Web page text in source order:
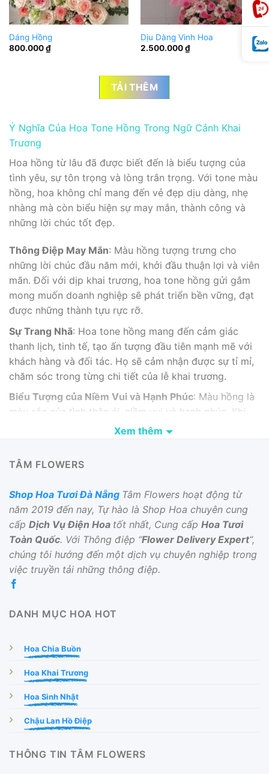
Dáng Hồng
800.000₫
Dịu Dàng Vinh Hoa
2.500.000₫
TẢI THÊM
Ý Nghĩa Của Hoa Tone Hồng Trong Ngữ Cảnh Khai
Trương
Hoa hồng từ lâu đã được biết đến là biểu tượng của
tình yêu, sự tôn trọng và lòng trân trọng. Với tone màu
hồng, hoa không chỉ mang đến vẻ đẹp dịu dàng, nhẹ
nhàng mà còn biểu hiện sự may mắn, thành công và
những lời chúc tốt đẹp.
Thông Điệp May Mắn: Màu hồng tượng trưng cho
những lời chúc đầu năm mới, khởi đầu thuận lợi và viên
mãn. Đối với dịp khai trương, hoa tone hồng gửi gắm
mong muốn doanh nghiệp sẽ phát triển bền vững, đạt
được những thành tựu rực rỡ.
Sự Trang Nhã: Hoa tone hồng mang đến cảm giác
thanh lịch, tinh tế, tạo ấn tượng đầu tiên mạnh mẽ với
khách hàng và đối tác. Họ sẽ cảm nhận được sự tỉ mỉ,
chăm sóc trong từng chi tiết của lễ khai trương.
Biểu Tượng của Niềm Vui và Hạnh Phúc: Màu hồng là
màu sắc của tình thân ái, niềm vui và hạnh phúc. Khi
gửi hoa khai trương tone hồng, người tặng thể hiện
năng lượng tích cực.
Xem thêm
TÂM FLOWERS
Shop Hoa Tươi Đà Nẵng Tâm Flowers hoạt động từ
năm 2019 đến nay, Tự hào là Shop Hoa chuyên cung
cấp Dịch Vụ Điện Hoa tốt nhất, Cung cấp Hoa Tươi
Toàn Quốc. Với Thông điệp “Flower Delivery Expert“,
chúng tôi hướng đến một dịch vụ chuyên nghiệp trong
việc truyền tải những thông điệp.
DANH MỤC HOA HOT
Hoa Chia Buồn
Hoa Khai Trương
Hoa Sinh Nhật
Chậu Lan Hồ Điệp
THÔNG TIN TÂM FLOWERS